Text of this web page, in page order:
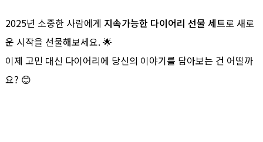
2025년 소중한 사람에게 지속가능한 다이어리 선물 세트로 새로
운 시작을 선물해보세요. 🌟
이제 고민 대신 다이어리에 당신의 이야기를 담아보는 건 어떨까
요? 😊